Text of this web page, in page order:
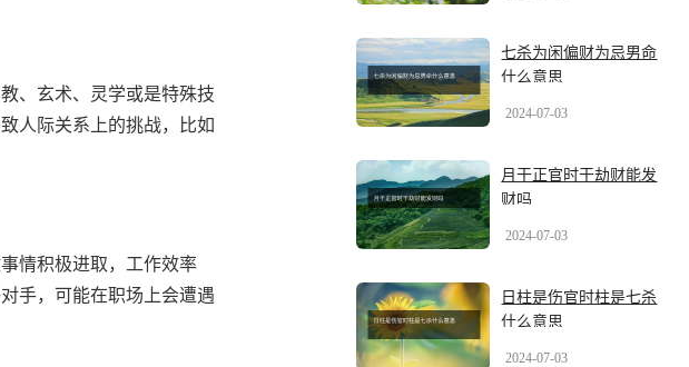
、玄术、灵学或是特殊技
人际关系上的挑战，比如
情积极进取，工作效率
手，可能在职场上会遭遇
七杀为闲偏财为忌男命
什么意思
2024-07-03
月干正官时干劫财能发
财吗
2024-07-03
日柱是伤官时柱是七杀
什么意思
2024-07-03